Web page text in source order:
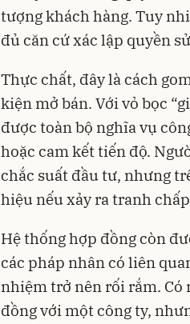
tượng khách hàng. Tuy
đủ căn cứ xác lập quyền
Thực chất, đây là cách
kiện mở bán. Với vỏ bọc
được toàn bộ nghĩa vụ
hoặc cam kết tiến độ.
chắc suất đầu tư, nhưng
hiệu nếu xảy ra tranh
Hệ thống hợp đồng còn
các pháp nhân có liên
nhiệm trở nên rối rắm. Có
đồng với một công ty,